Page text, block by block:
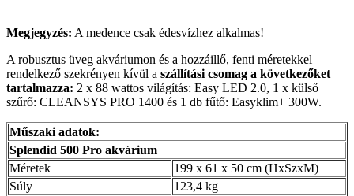
Megjegyzés: A medence csak édesvízhez alkalmas!
A robusztus üveg akváriumon és a hozzáillő, fenti méretekkel
rendelkező szekrényen kívül a szállítási csomag a következőket
tartalmazza: 2 x 88 wattos világítás: Easy LED 2.0, 1 x külső
szűrő: CLEANSYS PRO 1400 és 1 db fűtő: Easyklim+ 300W.
Műszaki adatok:
Splendid 500 Pro akvárium
Méretek
199 x 61 x 50 cm (HxSzxM)
Súly
123,4 kg